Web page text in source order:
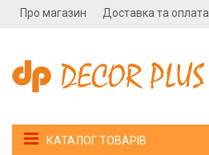
Про магазин Доставка та оплата
КАТАЛОГ ТОВАРІВ